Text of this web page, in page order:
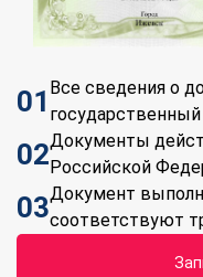
01 Все сведения о
02Документы
Российской
03Документ
соответствуют